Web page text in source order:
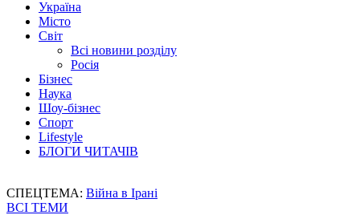
Україна
Місто
Світ
Всі новини розділу
Росія
Бізнес
Наука
Шоу-бізнес
Спорт
Lifestyle
БЛОГИ ЧИТАЧІВ
СПЕЦТЕМА: Війна в Ірані
ВСІ ТЕМИ